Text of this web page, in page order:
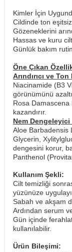
Kimler İçin
Cildinde ton
Gözeneklerini
Hassas ve kuru
Günlük bakım
Öne Çıkan
Arındırıcı ve
Niacinamide (B3
görünümünü
Rosa Damascena
kazandırır.
Nem Dengeleyici
Aloe Barbadensis
Glycerin,
dengesini korur,
Panthenol
Kullanım Şekli:
Cilt temizliği
yüzünüze
Sabah ve akşam
Ardından serum
​Gün içinde
kullanılabilir.
Ürün Bileşimi: